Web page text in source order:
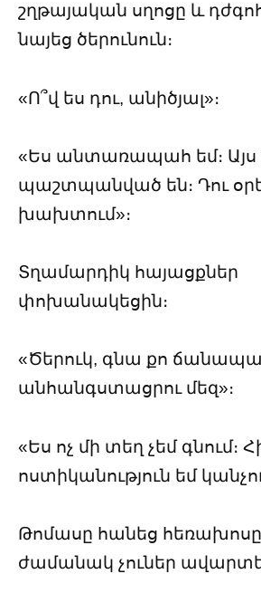
շղթայական սղոցը և
նայեց ծերունուն։
«Ո՞վ ես դու, անիծյալ»։
«Ես անտառապահ եմ։ Այս
պաշտպանված են։ Դու
խախտում»։
Տղամարդիկ հայացքներ
փոխանակեցին։
«Ծերուկ, գնա քո
անհանգստացրու մեզ»։
«Ես ոչ մի տեղ չեմ գնում։
ոստիկանություն եմ
Թոմասը հանեց
ժամանակ չուներ